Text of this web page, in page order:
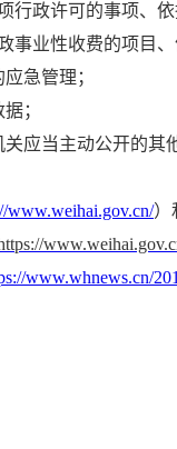
行政许可的事项、
事业性收费的项目、
急管理；
；
应当主动公开的其
www.weihai.gov.cn/）
www.whnews.cn/